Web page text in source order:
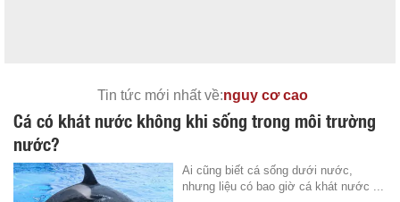
Tin tức mới nhất về:nguy cơ cao
Cá có khát nước không khi sống trong môi trường
nước?
Ai cũng biết cá sống dưới nước,
nhưng liệu có bao giờ cá khát nước ...